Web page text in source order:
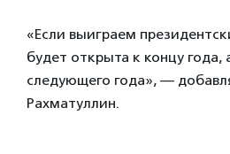
«Если выиграем
будет открыта к концу года,
следующего года», —
Рахматуллин.